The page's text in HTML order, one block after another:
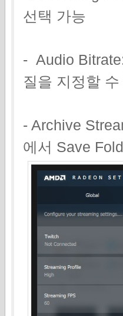
선택 가능
- Audio
질을 지정할
- Archive
에서 Save